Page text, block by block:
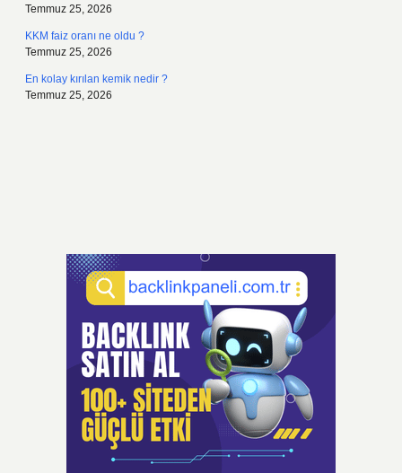
Temmuz 25, 2026
KKM faiz oranı ne oldu ?
Temmuz 25, 2026
En kolay kırılan kemik nedir ?
Temmuz 25, 2026